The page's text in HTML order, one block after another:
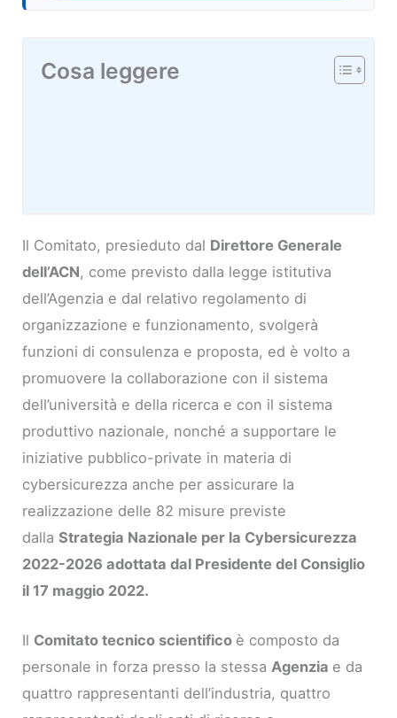
Cosa leggere
Il Comitato, presieduto dal Direttore Generale
dell’ACN, come previsto dalla legge istitutiva
dell’Agenzia e dal relativo regolamento di
organizzazione e funzionamento, svolgerà
funzioni di consulenza e proposta, ed è volto a
promuovere la collaborazione con il sistema
dell’università e della ricerca e con il sistema
produttivo nazionale, nonché a supportare le
iniziative pubblico-private in materia di
cybersicurezza anche per assicurare la
realizzazione delle 82 misure previste
dallaStrategia Nazionale per la Cybersicurezza
2022-2026 adottata dal Presidente del Consiglio
il 17 maggio 2022.
Il Comitato tecnico scientifico è composto da
personale in forza presso la stessaAgenzia e da
quattro rappresentanti dell’industria, quattro